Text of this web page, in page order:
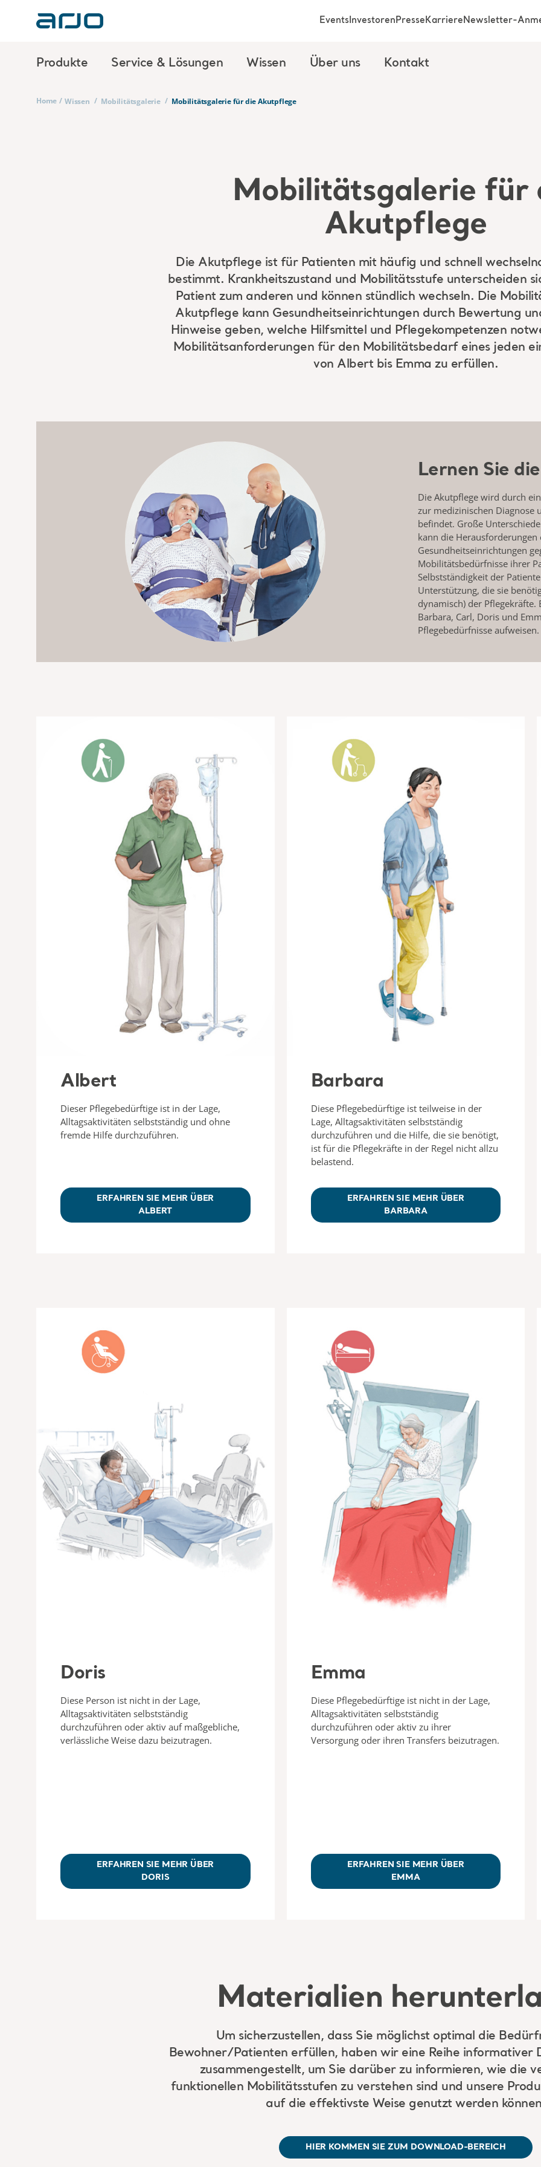
Produkte Service & Lösungen Wissen Über uns Kontakt
EventsInvestorenPresseKarriereNewsletter-
Home / Wissen / Mobilitätsgalerie / Mobilitätsgalerie für die Akutpflege
Mobilitätsgalerie für
Akutpflege
Die Akutpflege ist für Patienten mit häufig und schnell
bestimmt. Krankheitszustand und Mobilitätsstufe unterscheiden
Patient zum anderen und können stündlich wechseln. Die
Akutpflege kann Gesundheitseinrichtungen durch Bewertung
Hinweise geben, welche Hilfsmittel und Pflegekompetenzen
Mobilitätsanforderungen für den Mobilitätsbedarf eines jeden
von Albert bis Emma zu erfüllen.
Lernen Sie
Die Akutpflege wird durch
zur medizinischen Diagnose
befindet. Große
kann die
Gesundheitseinrichtungen
Mobilitätsbedürfnisse ihrer
Selbstständigkeit der
Unterstützung, die sie
dynamisch) der
Barbara, Carl, Doris und
Pflegebedürfnisse aufweisen.
Albert
Dieser Pflegebedürftige ist in der Lage,
Alltagsaktivitäten selbstständig und ohne
fremde Hilfe durchzuführen.
ERFAHREN SIE MEHR ÜBER
ALBERT
Barbara
Diese Pflegebedürftige ist teilweise in der
Lage, Alltagsaktivitäten selbstständig
durchzuführen und die Hilfe, die sie benötigt,
ist für die Pflegekräfte in der Regel nicht allzu
belastend.
ERFAHREN SIE MEHR ÜBER
BARBARA
Doris
Diese Person ist nicht in der Lage,
Alltagsaktivitäten selbstständig
durchzuführen oder aktiv auf maßgebliche,
verlässliche Weise dazu beizutragen.
ERFAHREN SIE MEHR ÜBER
DORIS
Emma
Diese Pflegebedürftige ist nicht in der Lage,
Alltagsaktivitäten selbstständig
durchzuführen oder aktiv zu ihrer
Versorgung oder ihren Transfers beizutragen.
ERFAHREN SIE MEHR ÜBER
EMMA
Materialien
Um sicherzustellen, dass Sie möglichst optimal die
Bewohner/Patienten erfüllen, haben wir eine Reihe informativer
zusammengestellt, um Sie darüber zu informieren, wie die
funktionellen Mobilitätsstufen zu verstehen sind und unsere
auf die effektivste Weise genutzt werden
HIER KOMMEN SIE ZUM DOWNLOAD-BEREICH